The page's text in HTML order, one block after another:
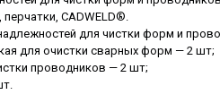
CADWELD®.
для чистки форм и
для очистки сварных форм — 2 шт;
проводников — 2 шт;